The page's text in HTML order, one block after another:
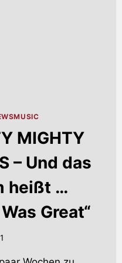
MIGHTY
– Und das
heißt …
Great“